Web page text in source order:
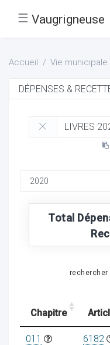
☰ Vaugrigneuse
Accueil Vie municipale
Total
rechercher
Chapitre
011 6182